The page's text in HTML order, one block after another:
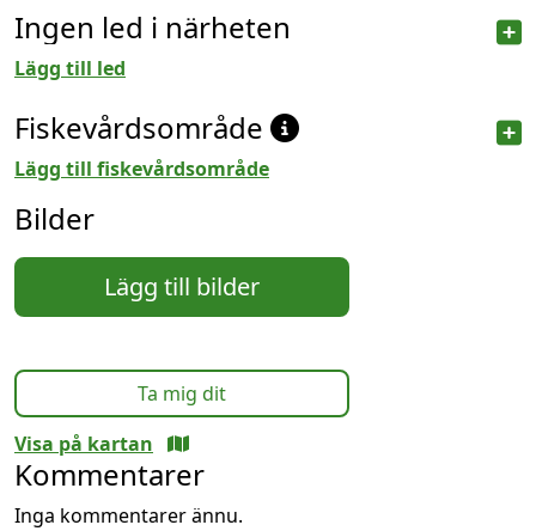
Ingen led i närheten
Lägg till led
Fiskevårdsområde
Lägg till fiskevårdsområde
Bilder
Lägg till bilder
Ta mig dit
Visa på kartan
Kommentarer
Inga kommentarer ännu.